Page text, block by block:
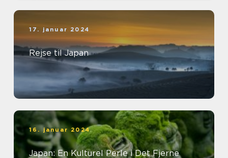
17. januar 2024
Rejse til Japan
16. januar 2024
Japan: En Kulturel Perle i Det Fjerne